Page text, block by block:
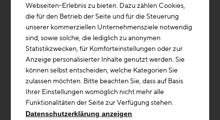
Kreislaufwirtschaft
Projekt
Revitalisierung der Tribünen Krieau
Die historischen Tribünen des
Trabrennplatzes Krieau zählen zu den ältesten
Stahlbetongebäuden Wiens (1911–1913, Emil
Hoppe, Marcel Kammerer, Otto Sch...
Webseiten-Erlebnis zu bieten. Dazu zählen Cookies,
die für den Betrieb der Seite und für die Steuerung
unserer kommerziellen Unternehmensziele notwendig
sind, sowie solche, die lediglich zu anonymen
Statistikzwecken, für Komforteinstellungen oder zur
Anzeige personalisierter Inhalte genutzt werden. Sie
können selbst entscheiden, welche Kategorien Sie
zulassen möchten. Bitte beachten Sie, dass auf Basis
Ihrer Einstellungen womöglich nicht mehr alle
Funktionalitäten der Seite zur Verfügung stehen.
Datenschutzerklärung anzeigen